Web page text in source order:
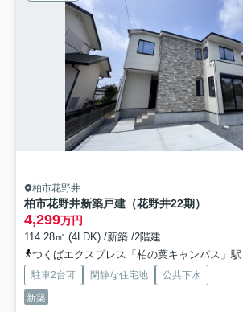
柏市花野井
柏市花野井新築戸建（花野井22期）
4,299万円
114.28㎡ (4LDK) /新築 /2階建
つくばエクスプレス「柏の葉キャンパス」
駐車2台可 閑静な住宅地
公共下水
新築